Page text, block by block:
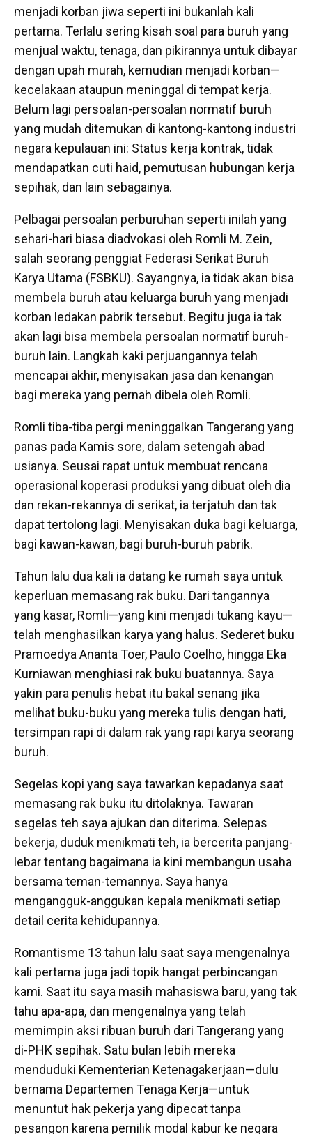
menjadi korban jiwa seperti ini bukanlah kali
pertama. Terlalu sering kisah soal para buruh yang
menjual waktu, tenaga, dan pikirannya untuk dibayar
dengan upah murah, kemudian menjadi korban—
kecelakaan ataupun meninggal di tempat kerja.
Belum lagi persoalan-persoalan normatif buruh
yang mudah ditemukan di kantong-kantong industri
negara kepulauan ini: Status kerja kontrak, tidak
mendapatkan cuti haid, pemutusan hubungan kerja
sepihak, dan lain sebagainya.
Pelbagai persoalan perburuhan seperti inilah yang
sehari-hari biasa diadvokasi oleh Romli M. Zein,
salah seorang penggiat Federasi Serikat Buruh
Karya Utama (FSBKU). Sayangnya, ia tidak akan bisa
membela buruh atau keluarga buruh yang menjadi
korban ledakan pabrik tersebut. Begitu juga ia tak
akan lagi bisa membela persoalan normatif buruh-
buruh lain. Langkah kaki perjuangannya telah
mencapai akhir, menyisakan jasa dan kenangan
bagi mereka yang pernah dibela oleh Romli.
Romli tiba-tiba pergi meninggalkan Tangerang yang
panas pada Kamis sore, dalam setengah abad
usianya. Seusai rapat untuk membuat rencana
operasional koperasi produksi yang dibuat oleh dia
dan rekan-rekannya di serikat, ia terjatuh dan tak
dapat tertolong lagi. Menyisakan duka bagi keluarga,
bagi kawan-kawan, bagi buruh-buruh pabrik.
Tahun lalu dua kali ia datang ke rumah saya untuk
keperluan memasang rak buku. Dari tangannya
yang kasar, Romli—yang kini menjadi tukang kayu—
telah menghasilkan karya yang halus. Sederet buku
Pramoedya Ananta Toer, Paulo Coelho, hingga Eka
Kurniawan menghiasi rak buku buatannya. Saya
yakin para penulis hebat itu bakal senang jika
melihat buku-buku yang mereka tulis dengan hati,
tersimpan rapi di dalam rak yang rapi karya seorang
buruh.
Segelas kopi yang saya tawarkan kepadanya saat
memasang rak buku itu ditolaknya. Tawaran
segelas teh saya ajukan dan diterima. Selepas
bekerja, duduk menikmati teh, ia bercerita panjang-
lebar tentang bagaimana ia kini membangun usaha
bersama teman-temannya. Saya hanya
mengangguk-anggukan kepala menikmati setiap
detail cerita kehidupannya.
Romantisme 13 tahun lalu saat saya mengenalnya
kali pertama juga jadi topik hangat perbincangan
kami. Saat itu saya masih mahasiswa baru, yang tak
tahu apa-apa, dan mengenalnya yang telah
memimpin aksi ribuan buruh dari Tangerang yang
di-PHK sepihak. Satu bulan lebih mereka
menduduki Kementerian Ketenagakerjaan—dulu
bernama Departemen Tenaga Kerja—untuk
menuntut hak pekerja yang dipecat tanpa
pesangon karena pemilik modal kabur ke negara